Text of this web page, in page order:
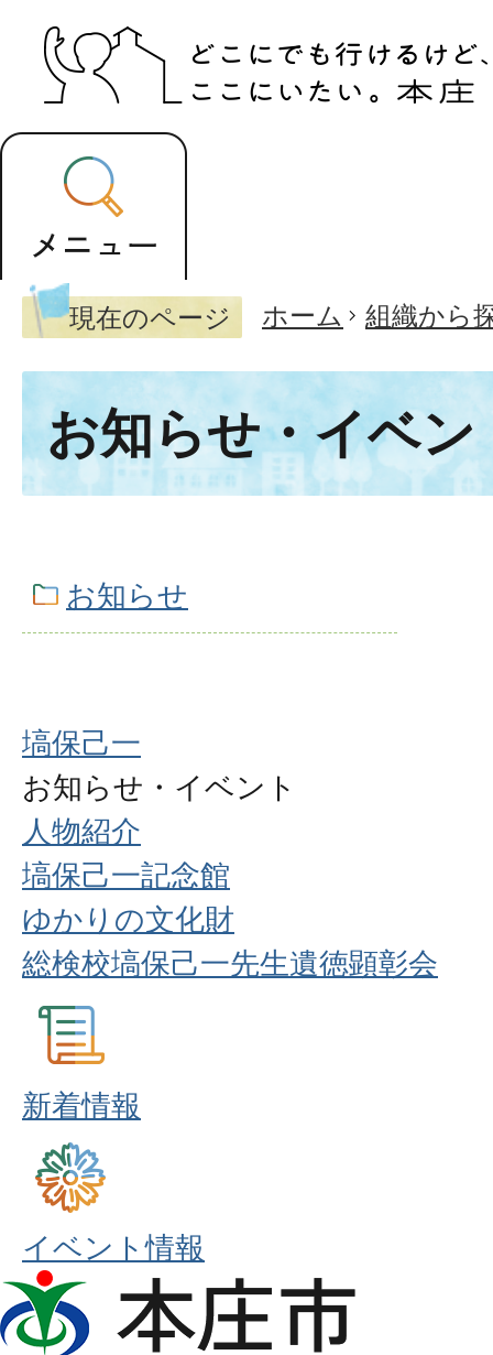
現在のページ ホーム 組織から
お知らせ・イベン
お知らせ
塙保己一
お知らせ・イベント
人物紹介
塙保己一記念館
ゆかりの文化財
総検校塙保己一先生遺徳顕彰会
新着情報
イベント情報
本
庄